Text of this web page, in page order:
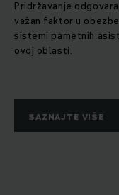
Pridržavanje
važan faktor u
sistemi pametnih
ovoj oblasti.
SAZNAJTE VIŠE